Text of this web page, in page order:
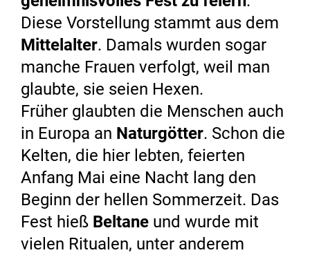
Diese Vorstellung stammt aus dem
Mittelalter. Damals wurden sogar
manche Frauen verfolgt, weil man
glaubte, sie seien Hexen.
Früher glaubten die Menschen auch
in Europa an Naturgötter. Schon die
Kelten, die hier lebten, feierten
Anfang Mai eine Nacht lang den
Beginn der hellen Sommerzeit. Das
Fest hieß Beltane und wurde mit
vielen Ritualen, unter anderem